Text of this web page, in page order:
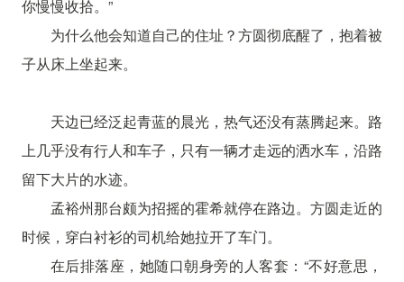
你慢慢收拾。”
为什么他会知道自己的住址？方圆彻底醒了，抱着被
子从床上坐起来。
天边已经泛起青蓝的晨光，热气还没有蒸腾起来。路
上几乎没有行人和车子，只有一辆才走远的洒水车，沿路
留下大片的水迹。
孟裕州那台颇为招摇的霍希就停在路边。方圆走近的
时候，穿白衬衫的司机给她拉开了车门。
在后排落座，她随口朝身旁的人客套：“不好意思，